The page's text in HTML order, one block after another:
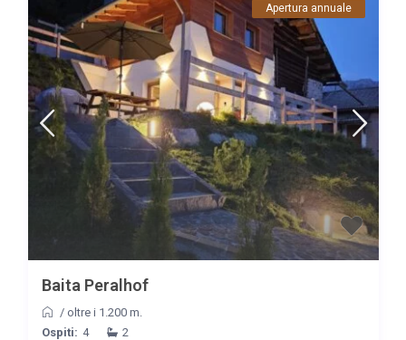
Apertura annuale
Baita Peralhof
/ oltre i 1.200 m.
Ospiti: 4 2